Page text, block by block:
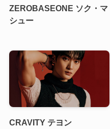
ZEROBASEONE ソク・マ
シュー
CRAVITY テヨン